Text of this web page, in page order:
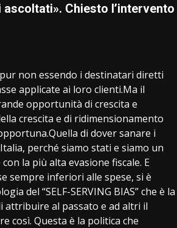
Chiesto l’intervento
non essendo i destinatari diretti
applicate ai loro clienti.Ma il
opportunità di crescita e
crescita e di ridimensionamento
di dover sanare i
perché siamo stati e siamo un
la più alta evasione fiscale. E
sempre inferiori alle spese, si è
del “SELF-SERVING BIAS” che è la
attribuire al passato e ad altri il
così. Questa è la politica che